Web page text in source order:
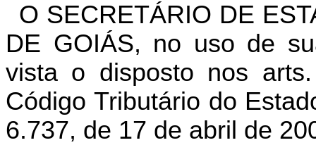
O SECRETÁRIO DE
DE GOIÁS, no uso de
vista o disposto nos
Código Tributário do
6.737, de 17 de abril de